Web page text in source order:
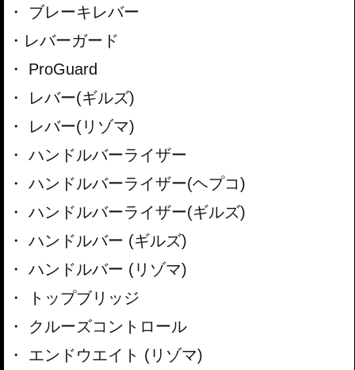
ブレーキレバー
レバーガード
ProGuard
レバー(ギルズ)
レバー(リゾマ)
ハンドルバーライザー
ハンドルバーライザー(ヘプコ)
ハンドルバーライザー(ギルズ)
ハンドルバー (ギルズ)
ハンドルバー (リゾマ)
トップブリッジ
クルーズコントロール
エンドウエイト (リゾマ)